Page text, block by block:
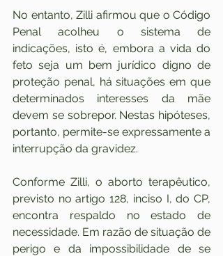
No entanto, Zilli afirmou que o Código
Penal acolheu o sistema de
indicações, isto é, embora a vida do
feto seja um bem jurídico digno de
proteção penal, há situações em que
determinados interesses da mãe
devem se sobrepor. Nestas hipóteses,
portanto, permite-se expressamente a
interrupção da gravidez.
Conforme Zilli, o aborto terapêutico,
previsto no artigo 128, inciso I, do CP,
encontra respaldo no estado de
necessidade. Em razão de situação de
perigo e da impossibilidade de se